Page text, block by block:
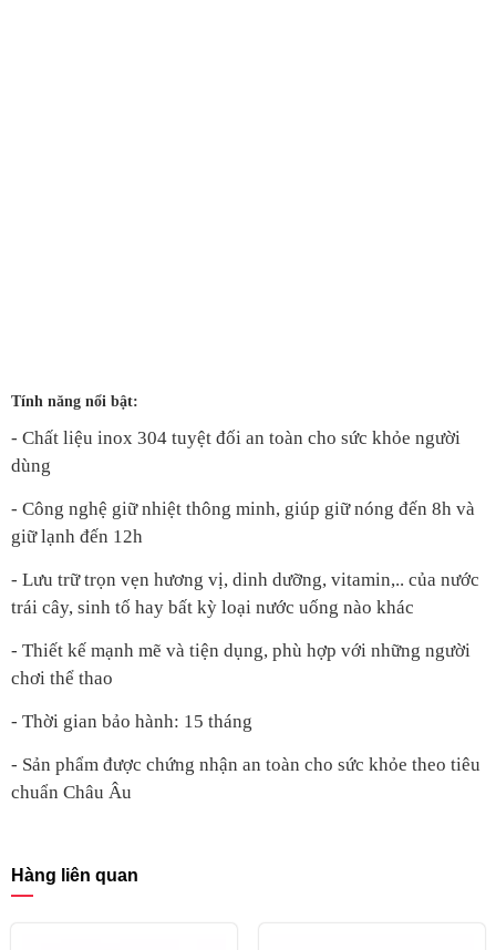
Tính năng nổi bật:
- Chất liệu inox 304 tuyệt đối an toàn cho sức khỏe người
dùng
- Công nghệ giữ nhiệt thông minh, giúp giữ nóng đến 8h và
giữ lạnh đến 12h
- Lưu trữ trọn vẹn hương vị, dinh dưỡng, vitamin,.. của nước
trái cây, sinh tố hay bất kỳ loại nước uống nào khác
- Thiết kế mạnh mẽ và tiện dụng, phù hợp với những người
chơi thể thao
- Thời gian bảo hành: 15 tháng
- Sản phẩm được chứng nhận an toàn cho sức khỏe theo tiêu
chuẩn Châu Âu
Hàng liên quan